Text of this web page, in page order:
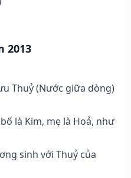
2013
Thuỷ (Nước giữa dòng)
là Kim, mẹ là Hoả, như
sinh với Thuỷ của